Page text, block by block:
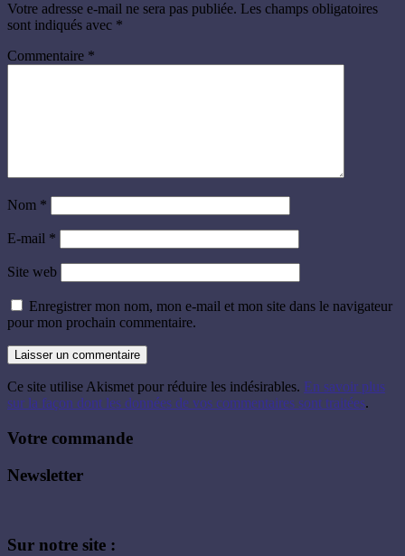
Votre adresse e-mail ne sera pas publiée. Les champs obligatoires
sont indiqués avec *
Commentaire *
Nom *
E-mail *
Site web
Enregistrer mon nom, mon e-mail et mon site dans le navigateur
pour mon prochain commentaire.
Ce site utilise Akismet pour réduire les indésirables. En savoir plus
sur la façon dont les données de vos commentaires sont traitées.
Votre commande
Newsletter
Sur notre site :